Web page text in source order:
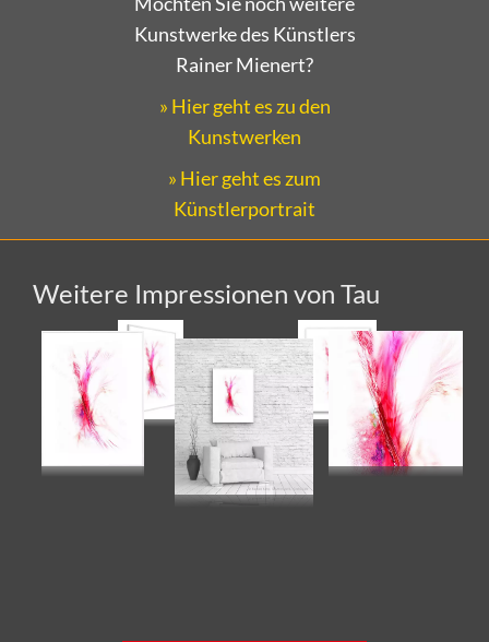
Kunstwerke des Künstlers
Rainer Mienert?
» Hier geht es zu den
Kunstwerken
» Hier geht es zum
Künstlerportrait
Weitere Impressionen von Tau